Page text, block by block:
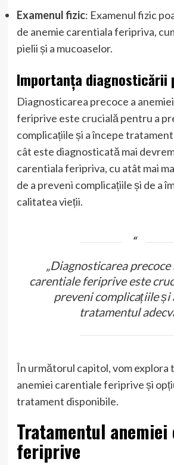
Examenul fizic: Examenul fizic
de anemie carentiala feripriva,
pielii și a mucoaselor.
Importanța diagnosticării
Diagnosticarea precoce a
feriprive este crucială pentru a
complicațiile și a începe
cât este diagnosticată mai
carentiala feripriva, cu atât mai
de a preveni complicațiile și de a
calitatea vieții.
„Diagnosticarea precoce
carentiale feriprive este
preveni complicațiile și
tratamentul
În următorul capitol, vom explora
anemiei carentiale feriprive și
tratament disponibile.
Tratamentul
feriprive